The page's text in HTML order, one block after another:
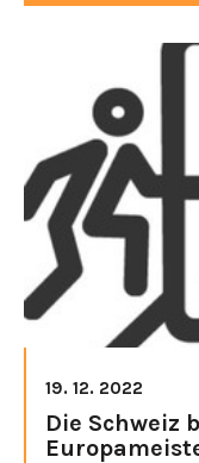
19. 12. 2022
Die Schweiz